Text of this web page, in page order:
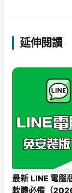
延伸閱讀
最新 LINE 電腦
軟體必備（